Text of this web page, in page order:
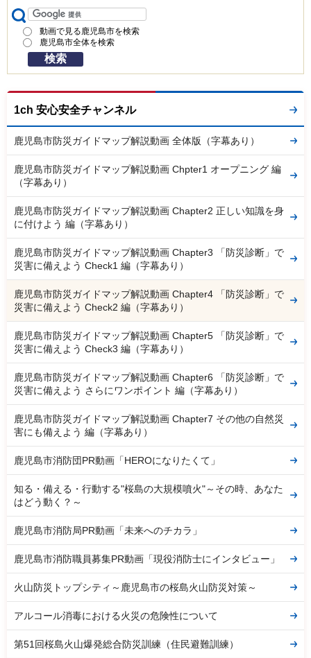
動画で見る鹿児島市を検索
鹿児島市全体を検索
1ch 安心安全チャンネル
鹿児島市防災ガイドマップ解説動画 全体版（字幕あり）
鹿児島市防災ガイドマップ解説動画 Chpter1 オープニング 編
（字幕あり）
鹿児島市防災ガイドマップ解説動画 Chapter2 正しい知識を身
に付けよう 編（字幕あり）
鹿児島市防災ガイドマップ解説動画 Chapter3 「防災診断」で
災害に備えよう Check1 編（字幕あり）
鹿児島市防災ガイドマップ解説動画 Chapter4 「防災診断」で
災害に備えよう Check2 編（字幕あり）
鹿児島市防災ガイドマップ解説動画 Chapter5 「防災診断」で
災害に備えよう Check3 編（字幕あり）
鹿児島市防災ガイドマップ解説動画 Chapter6 「防災診断」で
災害に備えよう さらにワンポイント 編（字幕あり）
鹿児島市防災ガイドマップ解説動画 Chapter7 その他の自然災
害にも備えよう 編（字幕あり）
鹿児島市消防団PR動画「HEROになりたくて」
知る・備える・行動する"桜島の大規模噴火"～その時、あなた
はどう動く？～
鹿児島市消防局PR動画「未来へのチカラ」
鹿児島市消防職員募集PR動画「現役消防士にインタビュー」
火山防災トップシティ～鹿児島市の桜島火山防災対策～
アルコール消毒における火災の危険性について
第51回桜島火山爆発総合防災訓練（住民避難訓練）